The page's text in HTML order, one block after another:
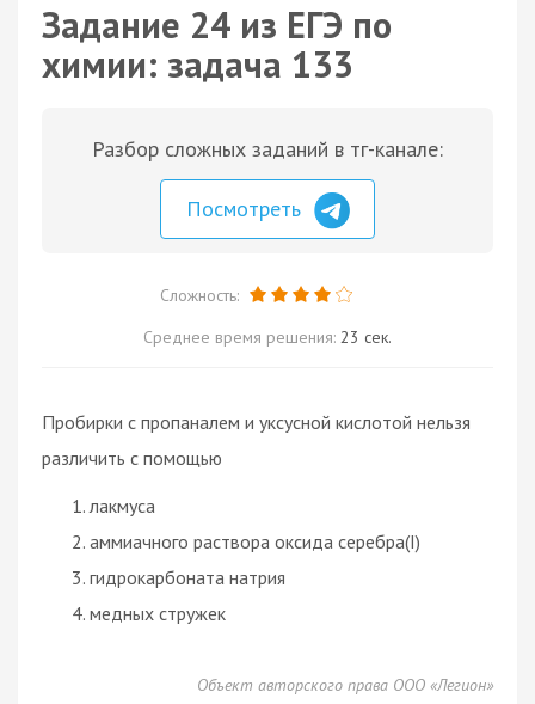
Задание 24 из ЕГЭ по
химии: задача 133
Разбор сложных заданий в тг-канале:
Посмотреть
Сложность:
Среднее время решения: 23 сек.
Пробирки с пропаналем и уксусной кислотой нельзя
различить с помощью
лакмуса
аммиачного раствора оксида серебра(I)
гидрокарбоната натрия
медных стружек
Объект авторского права ООО «Легион»